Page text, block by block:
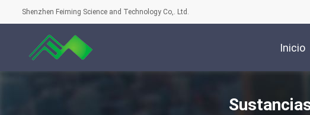
Shenzhen Feiming Science and Technology Co,. Ltd.
Inicio